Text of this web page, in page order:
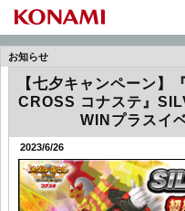
お知らせ
【七夕キャンペーン】
CROSS コナステ』
WINプラスイ
2023/6/26